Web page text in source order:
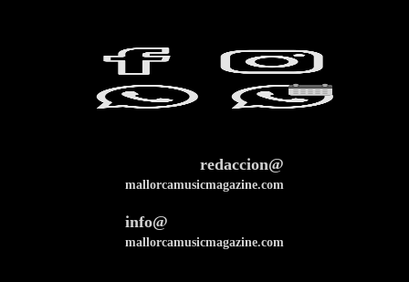
redaccion@
mallorcamusicmagazine.com
info@
mallorcamusicmagazine.com